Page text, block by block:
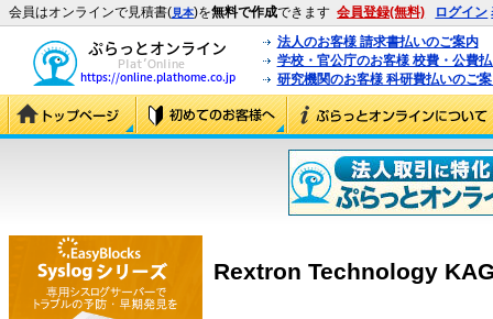
会員はオンラインで見積書(見本)を無料で作成できます 会員登録(無料) ログイン
法人のお客様 請求書払いのご案内
学校・官公庁のお客様 校費・公費
研究機関のお客様 科研費払いのご
Rextron Technology